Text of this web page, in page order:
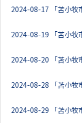
2024-08-17 「苫小
2024-08-19 「苫小
2024-08-20 「苫小
2024-08-28 「苫小
2024-08-29 「苫小